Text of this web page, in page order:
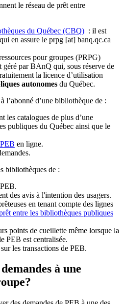
le réseau de prêt entre
du Québec (CBQ) : il est
en assure le prpg [at] banq.qc.ca
pour groupes (PRPG)
géré par BAnQ qui, sous réserve de
la licence d’utilisation
autonomes du Québec.
l’abonné d’une bibliothèque de :
les catalogues de plus d’une
publiques du Québec ainsi que le
en ligne.
bibliothèques de :
des avis à l'intention des usagers.
en tenant compte des lignes
entre les bibliothèques publiques
points de cueillette même lorsque la
PEB est centralisée.
les transactions de PEB.
à une